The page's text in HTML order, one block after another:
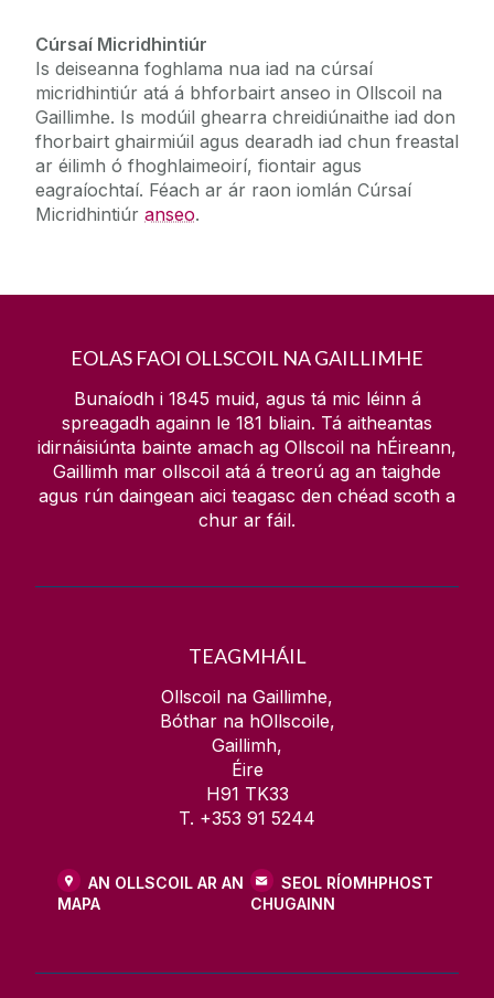
Cúrsaí
Eolas
Tacaíochtaí
Cúrsaí Micridhintiúr
Is deiseanna foghlama nua iad na cúrsaí
micridhintiúr atá á bhforbairt anseo in Ollscoil na
Gaillimhe. Is modúil ghearra chreidiúnaithe iad don
fhorbairt ghairmiúil agus dearadh iad chun freastal
ar éilimh ó fhoghlaimeoirí, fiontair agus
eagraíochtaí. Féach ar ár raon iomlán Cúrsaí
Micridhintiúr anseo.
EOLAS FAOI OLLSCOIL NA GAILLIMHE
Bunaíodh i 1845 muid, agus tá mic léinn á
spreagadh againn le 181 bliain. Tá aitheantas
idirnáisiúnta bainte amach ag Ollscoil na hÉireann,
Gaillimh mar ollscoil atá á treorú ag an taighde
agus rún daingean aici teagasc den chéad scoth a
chur ar fáil.
TEAGMHÁIL
Ollscoil na Gaillimhe,
Bóthar na hOllscoile,
Gaillimh,
Éire
H91 TK33
T. +353 91 5244
AN OLLSCOIL AR AN
MAPA
SEOL RÍOMHPHOST
CHUGAINN